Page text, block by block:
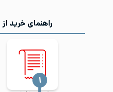
راهنمای خرید از
‍۱